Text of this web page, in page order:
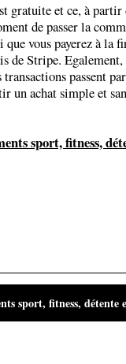
gratuite et ce, à
de passer la
vous payerez à la
de Stripe. Egalement,
passent
un achat simple et
sport, fitness,
sport, fitness, détente